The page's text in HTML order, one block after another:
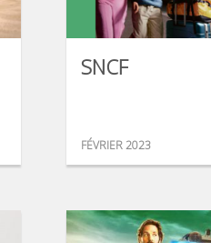
SNCF
FÉVRIER 2023